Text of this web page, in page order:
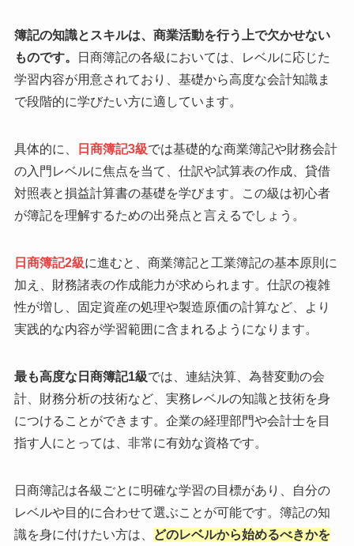
簿記の知識とスキルは、商業活動を行う上で欠かせない
ものです。
日商簿記の各級においては、レベルに応じた
学習内容が用意されており、基礎から高度な会計知識ま
で段階的に学びたい方に適しています。
具体的に、 日商簿記3級では基礎的な商業簿記や財務会計
の入門レベルに焦点を当て、仕訳や試算表の作成、貸借
対照表と損益計算書の基礎を学びます。この級は初心者
が簿記を理解するための出発点と言えるでしょう。
日商簿記2級に進むと、商業簿記と工業簿記の基本原則に
加え、財務諸表の作成能力が求められます。仕訳の複雑
性が増し、固定資産の処理や製造原価の計算など、より
実践的な内容が学習範囲に含まれるようになります。
最も高度な日商簿記1級では、連結決算、為替変動の会
計、財務分析の技術など、実務レベルの知識と技術を身
につけることができます。企業の経理部門や会計士を目
指す人にとっては、非常に有効な資格です。
日商簿記は各級ごとに明確な学習の目標があり、自分の
レベルや目的に合わせて選ぶことが可能です。簿記の知
識を身に付けたい方は、
どのレベルから始めるべきかを